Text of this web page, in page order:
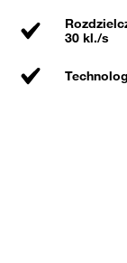
30 kl./s